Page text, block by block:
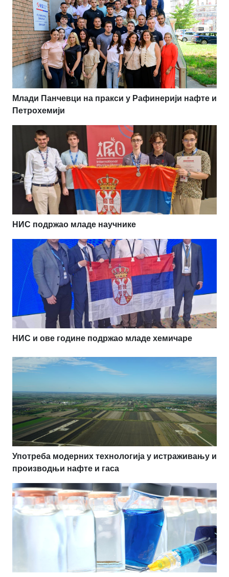
Млади Панчевци на пракси у Рафинерији нафте и
Петрохемији
НИС подржао младе научнике
НИС и ове године подржао младе хемичаре
Употреба модерних технологија у истраживању и
производњи нафте и гаса